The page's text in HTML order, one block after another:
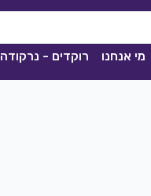
מי אנחנו רוקדים - נרקודה